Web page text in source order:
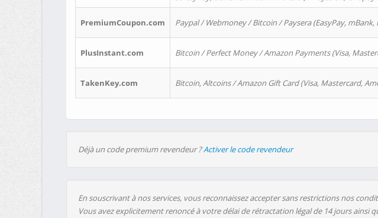
PremiumCoupon.com Paypal / Webmoney / Bitcoin / Paysera (EasyPay, mBank,
PlusInstant.com Bitcoin / Perfect Money / Amazon Payments (Visa,
TakenKey.com Bitcoin, Altcoins / Amazon Gift Card (Visa, Mastercard,
Déjà un code premium revendeur ?Activer le code revendeur
En souscrivant à nos services, vous reconnaissez accepter sans restrictions nos
Vous avez explicitement renoncé à votre délai de rétractation légal de 14 jours